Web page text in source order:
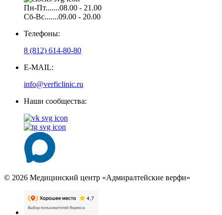
Пн-Пт.......08.00 - 21.00
Сб-Вс.......09.00 - 20.00
Телефоны:
8 (812) 614-80-80
E-MAIL:
info@verficlinic.ru
Наши сообщества:
© 2026 Медицинский центр «Адмиралтейские верфи»